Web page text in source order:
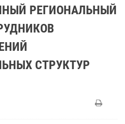
РЕГИОНАЛЬНЫЙ
СТРУКТУР